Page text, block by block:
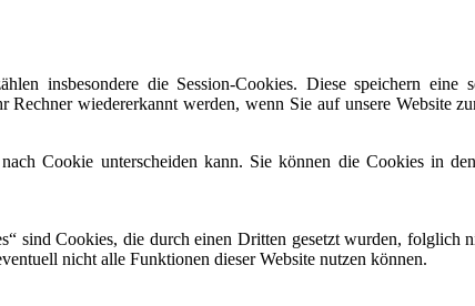
insbesondere die Session-Cookies. Diese speichern eine
wiedererkannt werden, wenn Sie auf unsere Website
Cookie unterscheiden kann. Sie können die Cookies in
sind Cookies, die durch einen Dritten gesetzt wurden, folglich
nicht alle Funktionen dieser Website nutzen können.